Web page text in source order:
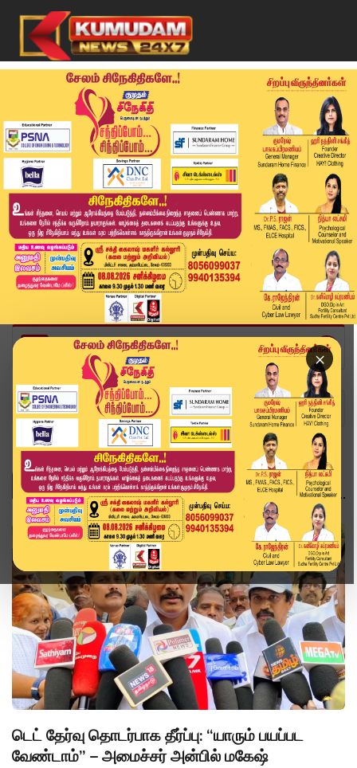
×
Home Topics உச்சநீதிமன்றம்
உச்சநீதிமன்றம்
தமிழ்நாடு
டெட் தேர்வு தொடர்பாக தீர்ப்பு: “யாரும் பயப்பட
வேண்டாம்” – அமைச்சர் அன்பில் மகேஷ்